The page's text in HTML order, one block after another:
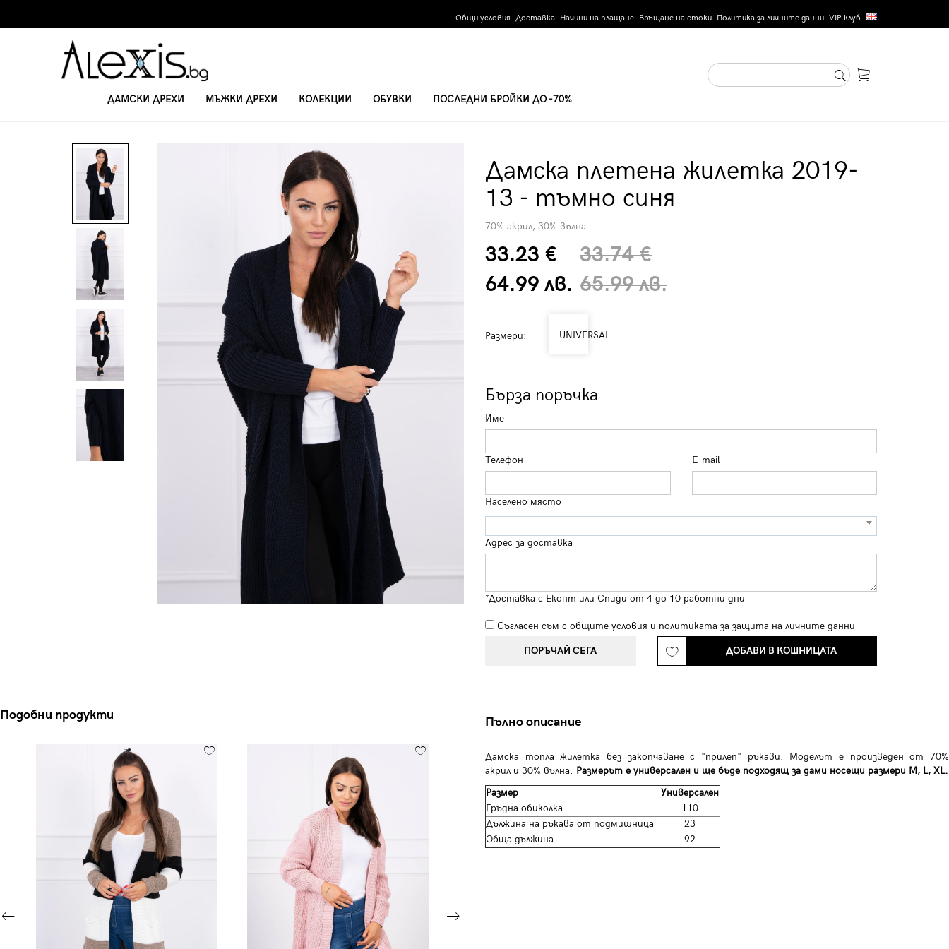
Общи условия Доставка Начини на плащане Връщане на стоки Политика за личните данни VIP клуб
ДАМСКИ ДРЕХИ МЪЖКИ ДРЕХИ КОЛЕКЦИИ ОБУВКИ ПОСЛЕДНИ БРОЙКИ ДО -70%
Дамска плетена жилетка 2019-
13 - тъмно синя
70% акрил, 30% вълна
33.23 €
64.99 лв.
33.74 €
65.99 лв.
Размери: UNIVERSAL
Бърза поръчка
Име
Телефон E-mail
Населено място
Адрес за доставка
*Доставка с Еконт или Спиди от 4 до 10 работни дни
Съгласен съм с общите условия и политиката за защита на личните данни
ПОРЪЧАЙ СЕГА ДОБАВИ В КОШНИЦАТА
Подобни продукти Пълно описание
Дамска топла жилетка без закопчаване с "прилеп" ръкави. Моделът е произведен от 70%
акрил и 30% вълна. Размерът е универсален и ще бъде подходящ за дами носещи размери M, L, XL.
Размер
Универсален
Гръдна обиколка
110
Дължина на ръкава от подмишница
23
Обща дължина
92